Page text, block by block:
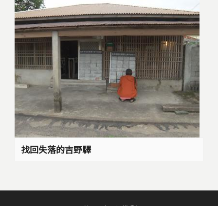
找回失落的吉野驛